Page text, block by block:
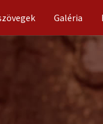
Galéria